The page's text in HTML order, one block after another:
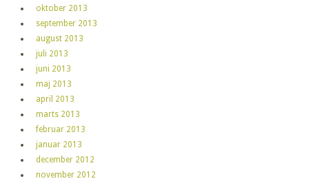
oktober 2013
september 2013
august 2013
juli 2013
juni 2013
maj 2013
april 2013
marts 2013
februar 2013
januar 2013
december 2012
november 2012